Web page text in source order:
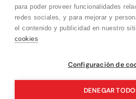
para poder proveer funcionalidades
redes sociales, y para mejorar y
el contenido y publicidad en nuestro
cookies
Configuración de
DENEGAR TODO
Protección de
Blog EN
Blog DE
Blog IT
Vuelvo en un momento.
nuestro horario de